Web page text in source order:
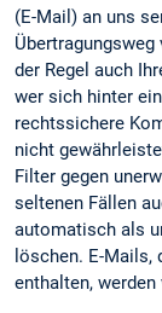
(E-Mail) an uns
der Regel auch
wer sich hinter
rechtssichere
nicht
Filter gegen
seltenen Fällen
automatisch als
löschen. E-Mails,
enthalten,